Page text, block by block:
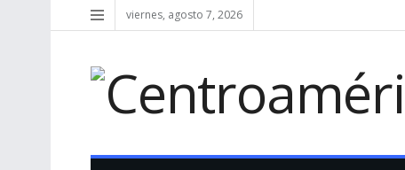
viernes, agosto 7, 2026